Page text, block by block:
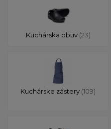
Kuchárska obuv (23)
Kuchárske zástery (109)